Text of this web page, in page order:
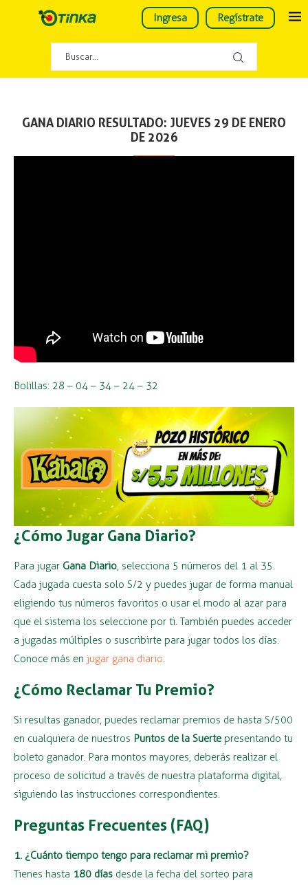
Ingresa Regístrate
GANA DIARIO RESULTADO: JUEVES 29 DE ENERO
DE 2026
Bolillas: 28 – 04 – 34 – 24 – 32
¿Cómo Jugar Gana Diario?
Para jugar Gana Diario, selecciona 5 números del 1 al 35.
Cada jugada cuesta solo S/2 y puedes jugar de forma manual
eligiendo tus números favoritos o usar el modo al azar para
que el sistema los seleccione por ti. También puedes acceder
a jugadas múltiples o suscribirte para jugar todos los días.
Conoce más en jugar gana diario.
¿Cómo Reclamar Tu Premio?
Si resultas ganador, puedes reclamar premios de hasta S/500
en cualquiera de nuestros Puntos de la Suerte presentando tu
boleto ganador. Para montos mayores, deberás realizar el
proceso de solicitud a través de nuestra plataforma digital,
siguiendo las instrucciones correspondientes.
Preguntas Frecuentes (FAQ)
1. ¿Cuánto tiempo tengo para reclamar mi premio?
Tienes hasta 180 días desde la fecha del sorteo para